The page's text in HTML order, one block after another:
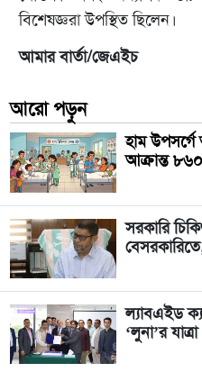
বিশেষজ্ঞরা উপস্থিত ছিলেন।
আমার বার্তা/জেএইচ
আরো পড়ুন
হাম
আক্রান্ত ৮৬০:
সরকারি
বেসরকারিতে,
ল্যাবএইড
‘লুনা’র